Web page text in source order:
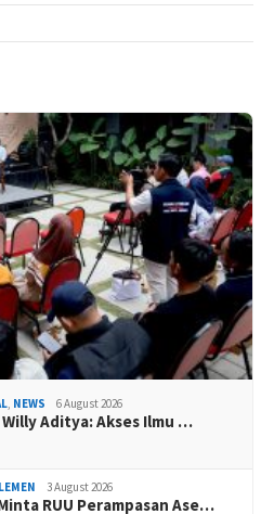
, NEWS 6 August 2026
Aditya: Akses Ilmu …
3 August 2026
RUU Perampasan Ase…